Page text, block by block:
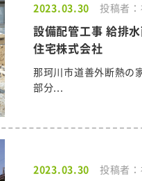
2023.03.30 投稿者
設備配管工事 給排
住宅株式会社
那珂川市道善外断熱の
部分...
2023.03.30 投稿者